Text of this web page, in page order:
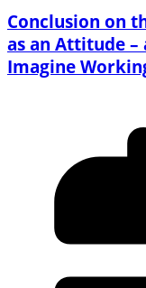
Conclusion on
as an Attitude –
Imagine